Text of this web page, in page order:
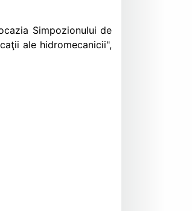
Simpozionului de
ale hidromecanicii",